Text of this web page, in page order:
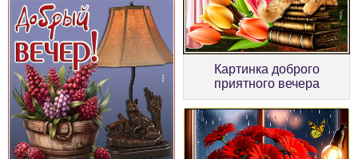
Картинка доброго
приятного вечера